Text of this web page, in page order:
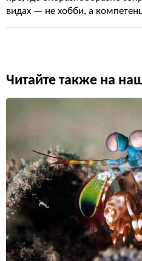
видах — не хобби, а
Читайте также на